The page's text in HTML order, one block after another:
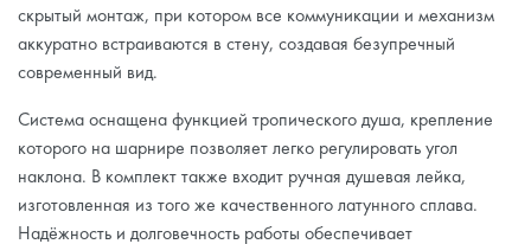
скрытый монтаж, при котором все коммуникации и механизм
аккуратно встраиваются в стену, создавая безупречный
современный вид.
Система оснащена функцией тропического душа, крепление
которого на шарнире позволяет легко регулировать угол
наклона. В комплект также входит ручная душевая лейка,
изготовленная из того же качественного латунного сплава.
Надёжность и долговечность работы обеспечивает